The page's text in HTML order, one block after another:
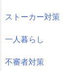
ストーカー対策
一人暮らし
不審者対策